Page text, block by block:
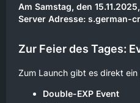
Am Samstag, den
Server Adresse: s.german-
Zur Feier des Tages:
Zum Launch gibt es direkt
Double-EXP Event